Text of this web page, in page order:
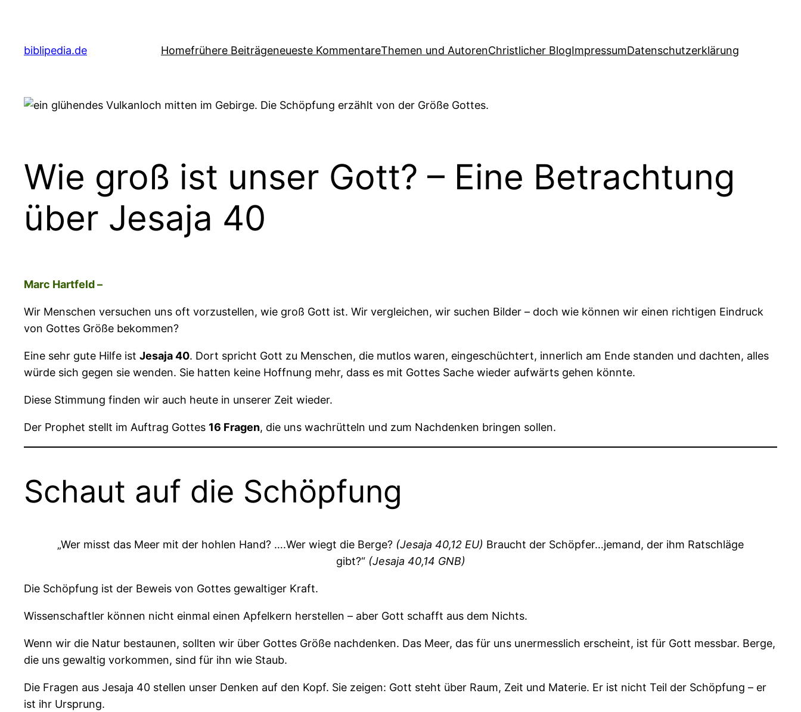
springen
biblipedia.de Homefrühere Beiträgeneueste KommentareThemen und AutorenChristlicher BlogImpressumDatenschutzerklärung
Wie groß ist unser Gott? – Eine Betrachtung
über Jesaja 40
Marc Hartfeld –
Wir Menschen versuchen uns oft vorzustellen, wie groß Gott ist. Wir vergleichen, wir suchen Bilder – doch wie können wir einen richtigen Eindruck
von Gottes Größe bekommen?
Eine sehr gute Hilfe ist Jesaja 40. Dort spricht Gott zu Menschen, die mutlos waren, eingeschüchtert, innerlich am Ende standen und dachten, alles
würde sich gegen sie wenden. Sie hatten keine Hoffnung mehr, dass es mit Gottes Sache wieder aufwärts gehen könnte.
Diese Stimmung finden wir auch heute in unserer Zeit wieder.
Der Prophet stellt im Auftrag Gottes 16 Fragen, die uns wachrütteln und zum Nachdenken bringen sollen.
Schaut auf die Schöpfung
„Wer misst das Meer mit der hohlen Hand? ….Wer wiegt die Berge? (Jesaja 40,12 EU) Braucht der Schöpfer…jemand, der ihm Ratschläge
gibt?“ (Jesaja 40,14 GNB)
Die Schöpfung ist der Beweis von Gottes gewaltiger Kraft.
Wissenschaftler können nicht einmal einen Apfelkern herstellen – aber Gott schafft aus dem Nichts.
Wenn wir die Natur bestaunen, sollten wir über Gottes Größe nachdenken. Das Meer, das für uns unermesslich erscheint, ist für Gott messbar. Berge,
die uns gewaltig vorkommen, sind für ihn wie Staub.
Die Fragen aus Jesaja 40 stellen unser Denken auf den Kopf. Sie zeigen: Gott steht über Raum, Zeit und Materie. Er ist nicht Teil der Schöpfung – er
ist ihr Ursprung.